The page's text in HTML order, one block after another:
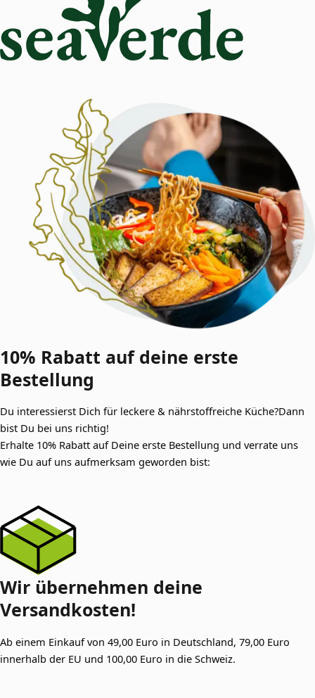
10% Rabatt auf deine erste
Bestellung
Du interessierst Dich für leckere & nährstoffreiche Küche?Dann
bist Du bei uns richtig!
Erhalte 10% Rabatt auf Deine erste Bestellung und verrate uns
wie Du auf uns aufmerksam geworden bist:
Wir übernehmen deine
Versandkosten!
Ab einem Einkauf von 49,00 Euro in Deutschland, 79,00 Euro
innerhalb der EU und 100,00 Euro in die Schweiz.